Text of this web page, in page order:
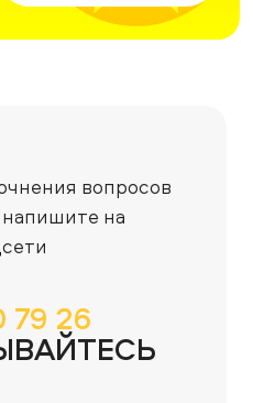
вопросов
напишите на
26